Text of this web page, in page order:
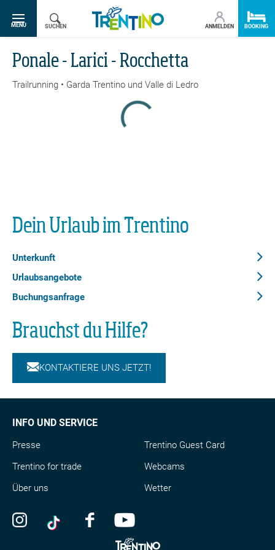
SR.TOGGLE-NAVIGATION
MENU
SUCHEN ANMELDEN BOOKING
Ponale - Larici - Rocchetta
Trailrunning • Garda Trentino und Valle di Ledro
Topempfohlene TourTrailrunning · Garda
Trentino Geöffnet
Ponale - Larici - Rocchetta
Garda TrentinoVerifizierter Partner
Ponale-Weg
Die Tour
Wegbeschreibung
Anreise
Aktuelle Infos
Für dich ausgewählte alternative Vorschläge
Dein Urlaub im Trentino
Unterkunft
Urlaubsangebote
Buchungsanfrage
Brauchst du Hilfe?
KONTAKTIERE UNS JETZT!
INFO UND SERVICE
Presse
Trentino for trade
Über uns
Trentino Guest Card
Webcams
Wetter